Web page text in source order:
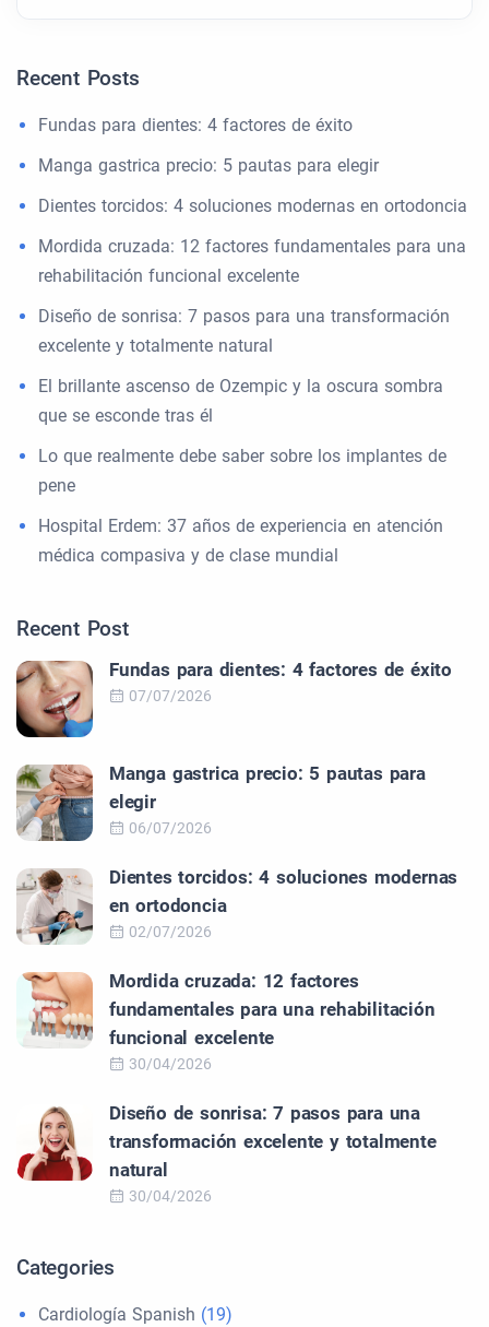
Recent Posts
Fundas para dientes: 4 factores de éxito
Manga gastrica precio: 5 pautas para elegir
Dientes torcidos: 4 soluciones modernas en ortodoncia
Mordida cruzada: 12 factores fundamentales para una
rehabilitación funcional excelente
Diseño de sonrisa: 7 pasos para una transformación
excelente y totalmente natural
El brillante ascenso de Ozempic y la oscura sombra
que se esconde tras él
Lo que realmente debe saber sobre los implantes de
pene
Hospital Erdem: 37 años de experiencia en atención
médica compasiva y de clase mundial
Recent Post
Fundas para dientes: 4 factores de éxito
07/07/2026
Manga gastrica precio: 5 pautas para
elegir
06/07/2026
Dientes torcidos: 4 soluciones modernas
en ortodoncia
02/07/2026
Mordida cruzada: 12 factores
fundamentales para una rehabilitación
funcional excelente
30/04/2026
Diseño de sonrisa: 7 pasos para una
transformación excelente y totalmente
natural
30/04/2026
Categories
Cardiología Spanish (19)